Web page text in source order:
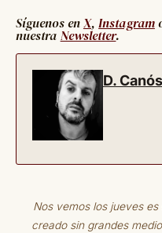
Síguenos enX,Instagram
nuestra Newsletter.
D. Canós
Nos vemos los jueves
creado sin grandes